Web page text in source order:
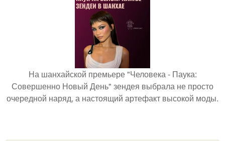
На шанхайской премьере "Человека - Паука:
Совершенно Новый День" зендея выбрала не просто
очередной наряд, а настоящий артефакт высокой моды.